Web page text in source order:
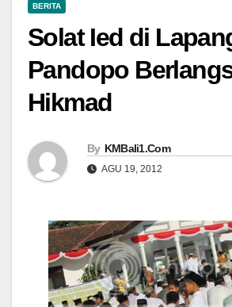
BERITA
Solat Ied di
Pandopo
Hikmad
By KMBali1.Com
AGU 19, 2012